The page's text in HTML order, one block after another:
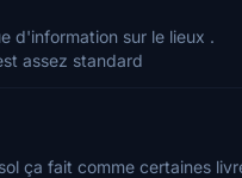
d'information sur le lieux .
assez standard
ça fait comme certaines